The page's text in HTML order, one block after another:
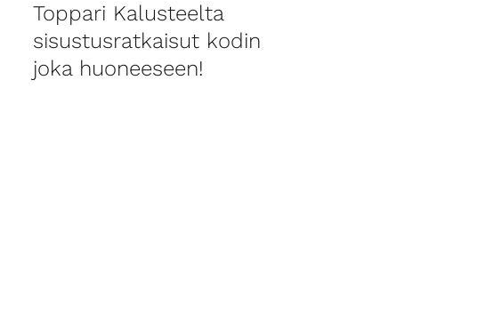
Toppari Kalusteelta
sisustusratkaisut kodin
joka huoneeseen!